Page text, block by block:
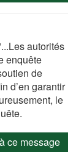
autorités
enquête
de
d’en garantir
le
ce message